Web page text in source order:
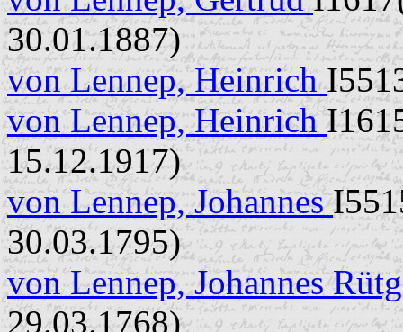
30.01.1887)
von Lennep, Heinrich
von Lennep, Heinrich
15.12.1917)
von Lennep, Johannes
30.03.1795)
von Lennep, Johannes
29.03.1768)